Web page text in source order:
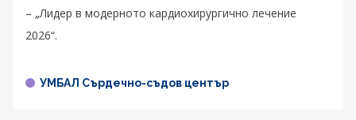
– „Лидер в модерното кардиохирургично лечение
2026“.
УМБАЛ Сърдечно-съдов център